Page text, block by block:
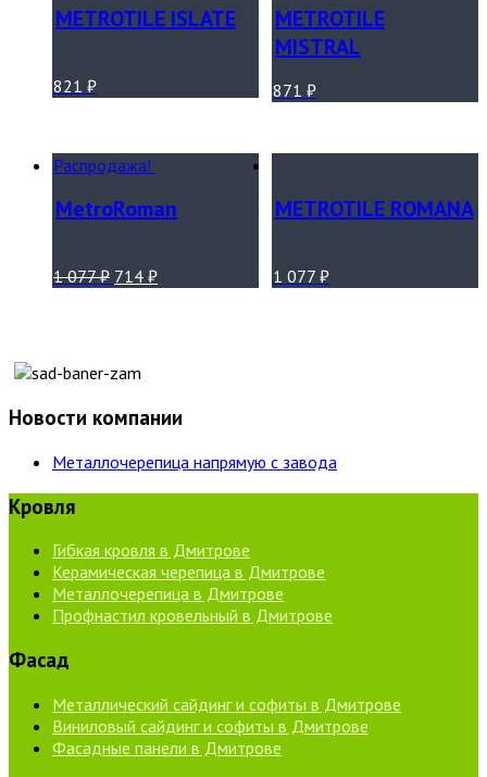
METROTILE ISLATE
821 ₽
METROTILE
MISTRAL
871 ₽
Распродажа!
MetroRoman
1 077₽ 714 ₽
METROTILE ROMANA
1 077 ₽
Новости компании
Металлочерепица напрямую с завода
Кровля
Гибкая кровля в Дмитрове
Керамическая черепица в Дмитрове
Металлочерепица в Дмитрове
Профнастил кровельный в Дмитрове
Фасад
Металлический сайдинг и софиты в Дмитрове
Виниловый сайдинг и софиты в Дмитрове
Фасадные панели в Дмитрове